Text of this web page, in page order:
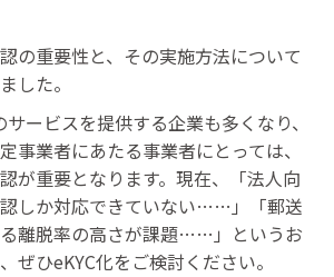
の重要性と、その実施方法について
した。
ービスを提供する企業も多くなり、
事業者にあたる事業者にとっては、
が重要となります。現在、「法人向
しか対応できていない……」「郵送
離脱率の高さが課題……」というお
ぜひeKYC化をご検討ください。